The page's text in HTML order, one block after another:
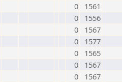
0
1561
0
1556
0
1567
0
1577
0
1565
0
1567
0
1567